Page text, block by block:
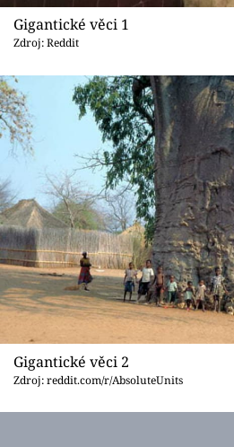
Videa
Sledujte prima+
Přihlášení
Sledujte nás
Gigantické věci 1
Zdroj: Reddit
Gigantické věci 2
Zdroj: reddit.com/r/AbsoluteUnits